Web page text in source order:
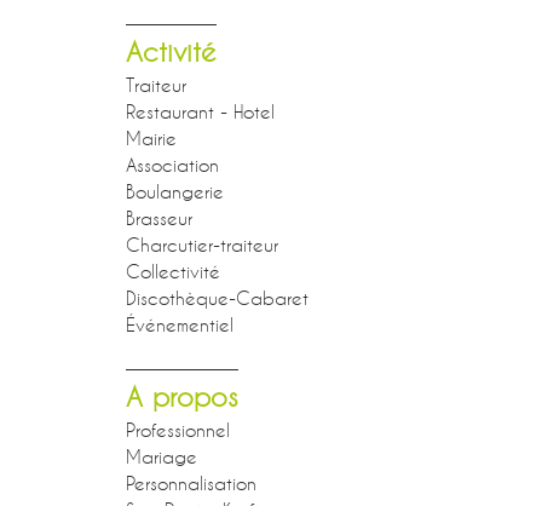
Activité
Traiteur
Restaurant - Hotel
Mairie
Association
Boulangerie
Brasseur
Charcutier-traiteur
Collectivité
Discothèque-Cabaret
Événementiel
A propos
Professionnel
Mariage
Personnalisation